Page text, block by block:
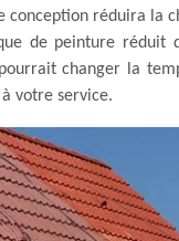
réduira la
de peinture réduit
changer la
votre service.